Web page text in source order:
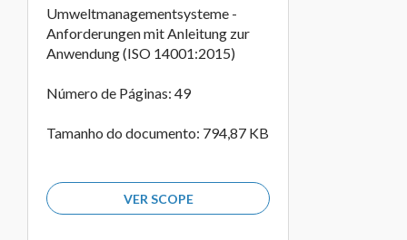
Umweltmanagementsysteme -
Anforderungen mit Anleitung zur
Anwendung (ISO 14001:2015)
Número de Páginas: 49
Tamanho do documento: 794,87 KB
VER SCOPE